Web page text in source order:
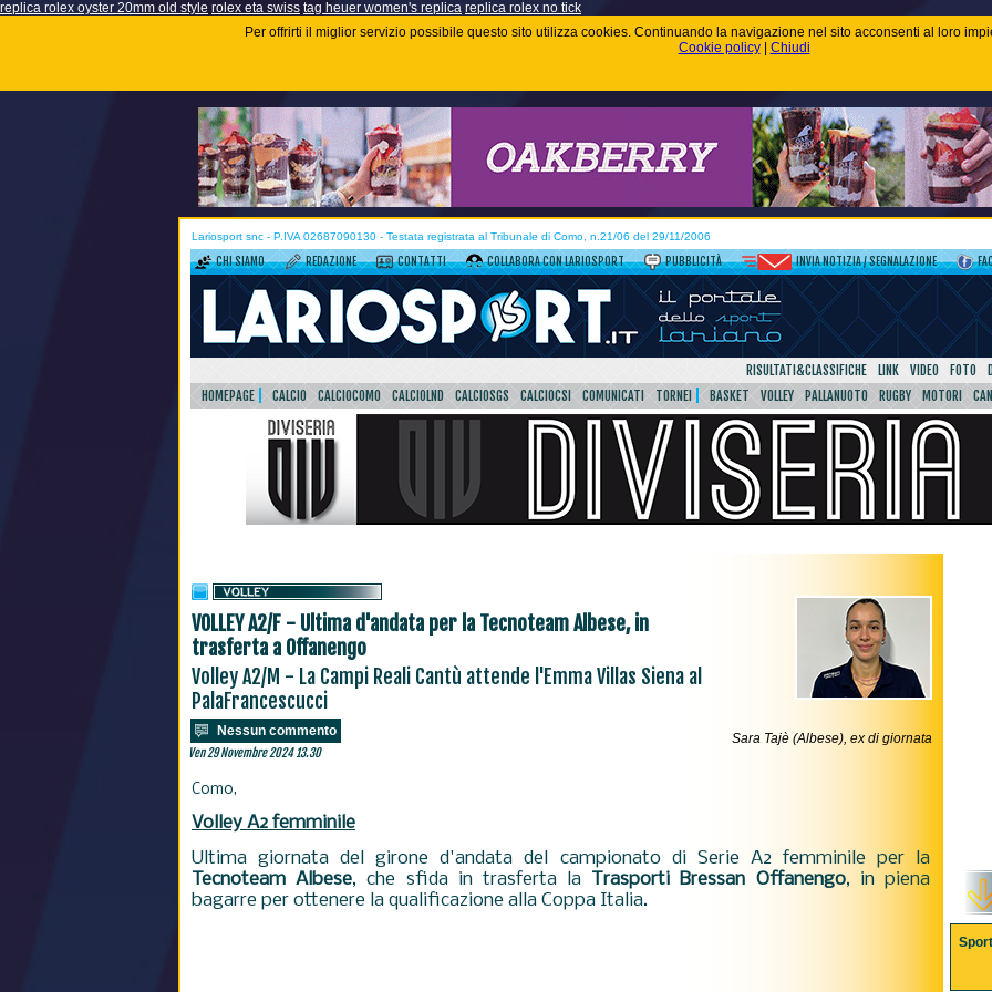
replica rolex oyster 20mm old style rolex eta swiss tag heuer women's replica replica rolex no tick
Per offrirti il miglior servizio possibile questo sito utilizza cookies. Continuando la navigazione nel sito acconsenti al loro
Cookie policy| Chiudi
Lariosport snc - P.IVA 02687090130 - Testata registrata al Tribunale di Como, n.21/06 del 29/11/2006
CHI SIAMO REDAZIONE CONTATTI COLLABORA CON LARIOSPORT PUBBLICITÀ INVIA NOTIZIA / SEGNALAZIONE
RISULTATI&CLASSIFICHE LINK VIDEO FOTO
HOMEPAGE
CALCIO CALCIOCOMO CALCIOLND CALCIOSGS CALCIOCSI COMUNICATI TORNEI BASKET VOLLEY PALLANUOTO RUGBY MOTORI
VOLLEY A2/F - Ultima d'andata per la Tecnoteam Albese, in
trasferta a Offanengo
Volley A2/M - La Campi Reali Cantù attende l'Emma Villas Siena al
PalaFrancescucci
Nessun commento
Ven 29 Novembre 2024 13.30
Sara Tajè (Albese), ex di giornata
Como,
Volley A2 femminile
Ultima giornata del girone d'andata del campionato di Serie A2 femminile per la
Tecnoteam Albese, che sfida in trasferta la Trasporti Bressan Offanengo, in piena
bagarre per ottenere la qualificazione alla Coppa Italia.
Sport